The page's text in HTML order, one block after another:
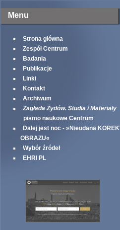
Menu
Strona główna
Zespół Centrum
Badania
Publikacje
Linki
Kontakt
Archiwum
Zagłada Żydów. Studia i Materiały
pismo naukowe Centrum
Dalej jest noc - »Nieudana
OBRAZU«
Wybór źródeł
EHRI PL